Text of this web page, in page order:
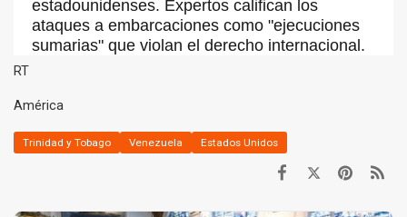
estadounidenses. Expertos califican los
ataques a embarcaciones como "ejecuciones
sumarias" que violan el derecho internacional.
RT
América
Trinidad y Tobago Venezuela Estados Unidos